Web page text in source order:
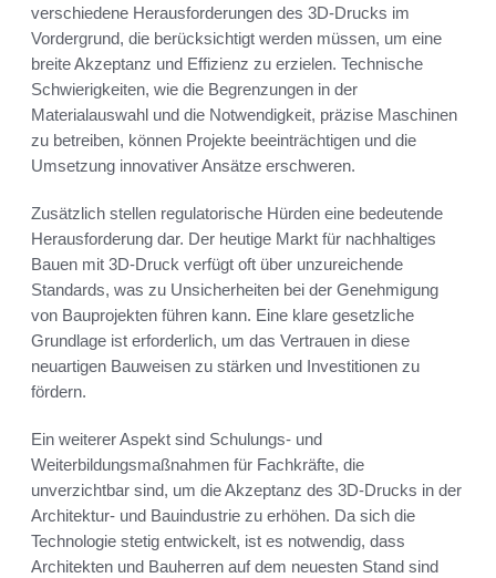
verschiedene Herausforderungen des 3D-Drucks im
Vordergrund, die berücksichtigt werden müssen, um eine
breite Akzeptanz und Effizienz zu erzielen. Technische
Schwierigkeiten, wie die Begrenzungen in der
Materialauswahl und die Notwendigkeit, präzise Maschinen
zu betreiben, können Projekte beeinträchtigen und die
Umsetzung innovativer Ansätze erschweren.
Zusätzlich stellen regulatorische Hürden eine bedeutende
Herausforderung dar. Der heutige Markt für nachhaltiges
Bauen mit 3D-Druck verfügt oft über unzureichende
Standards, was zu Unsicherheiten bei der Genehmigung
von Bauprojekten führen kann. Eine klare gesetzliche
Grundlage ist erforderlich, um das Vertrauen in diese
neuartigen Bauweisen zu stärken und Investitionen zu
fördern.
Ein weiterer Aspekt sind Schulungs- und
Weiterbildungsmaßnahmen für Fachkräfte, die
unverzichtbar sind, um die Akzeptanz des 3D-Drucks in der
Architektur- und Bauindustrie zu erhöhen. Da sich die
Technologie stetig entwickelt, ist es notwendig, dass
Architekten und Bauherren auf dem neuesten Stand sind